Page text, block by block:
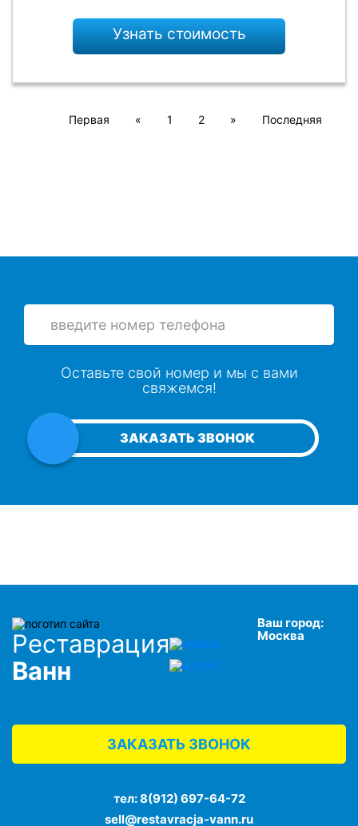
Узнать стоимость
Первая « 1 2 » Последняя
ЗАКАЗАТЬ ЗВОНОК
Оставьте свой номер и мы с вами
свяжемся!
Реставрация
Ванн
Ваш город:
Москва
ЗАКАЗАТЬ ЗВОНОК
тел:8(912) 697-64-72
sell@restavracja-vann.ru